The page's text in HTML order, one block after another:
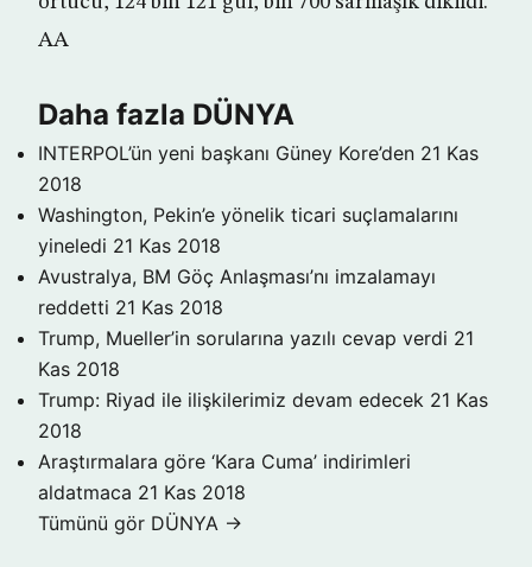
AA
Daha fazla DÜNYA
INTERPOL’ün yeni başkanı Güney Kore’den 21 Kas
2018
Washington, Pekin’e yönelik ticari suçlamalarını
yineledi 21 Kas 2018
Avustralya, BM Göç Anlaşması’nı imzalamayı
reddetti 21 Kas 2018
Trump, Mueller’in sorularına yazılı cevap verdi 21
Kas 2018
Trump: Riyad ile ilişkilerimiz devam edecek 21 Kas
2018
Araştırmalara göre ‘Kara Cuma’ indirimleri
aldatmaca 21 Kas 2018
Tümünü gör DÜNYA →